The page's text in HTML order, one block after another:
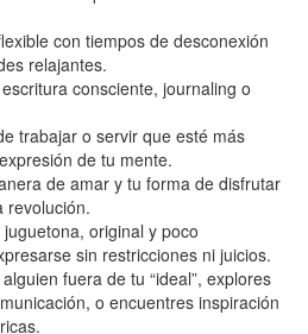
con tiempos de desconexión
relajantes.
consciente, journaling o
trabajar o servir que esté más
de tu mente.
de amar y tu forma de disfrutar
revolución.
original y poco
sin restricciones ni juicios.
fuera de tu “ideal”, explores
o encuentres inspiración